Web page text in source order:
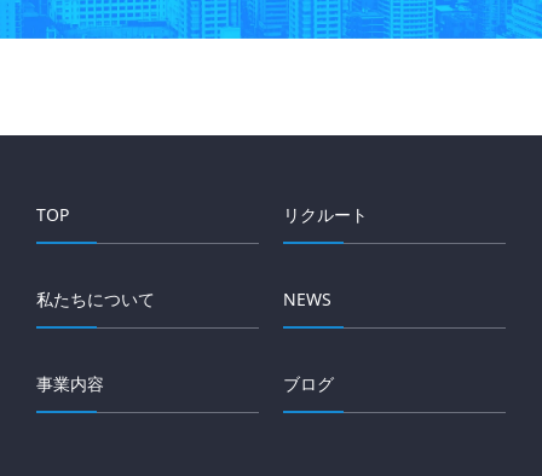
TOP
私たちについて
事業内容
リクルート
NEWS
ブログ